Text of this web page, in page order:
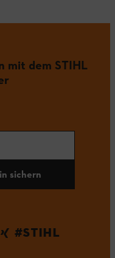
mit dem STIHL
sichern
#STIHL